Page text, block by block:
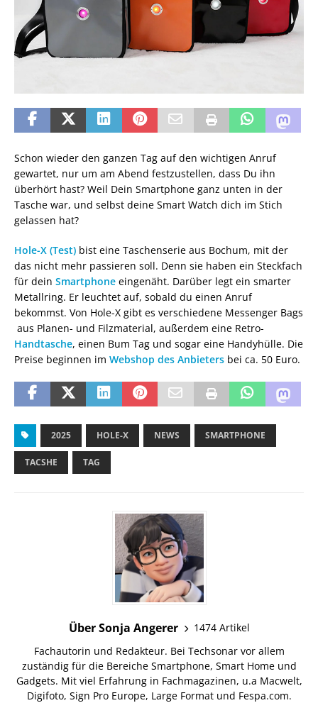
Schon wieder den ganzen Tag auf den wichtigen Anruf
gewartet, nur um am Abend festzustellen, dass Du ihn
überhört hast? Weil Dein Smartphone ganz unten in der
Tasche war, und selbst deine Smart Watch dich im Stich
gelassen hat?
Hole-X (Test) bist eine Taschenserie aus Bochum, mit der
das nicht mehr passieren soll. Denn sie haben ein Steckfach
für dein Smartphone eingenäht. Darüber legt ein smarter
Metallring. Er leuchtet auf, sobald du einen Anruf
bekommst. Von Hole-X gibt es verschiedene Messenger Bags
aus Planen- und Filzmaterial, außerdem eine Retro-
Handtasche, einen Bum Tag und sogar eine Handyhülle. Die
Preise beginnen im Webshop des Anbieters bei ca. 50 Euro.
2025 HOLE-X NEWS SMARTPHONE
TACSHE TAG
Über Sonja Angerer
1474 Artikel
Fachautorin und Redakteur. Bei Techsonar vor allem
zuständig für die Bereiche Smartphone, Smart Home und
Gadgets. Mit viel Erfahrung in Fachmagazinen, u.a Macwelt,
Digifoto, Sign Pro Europe, Large Format und Fespa.com.